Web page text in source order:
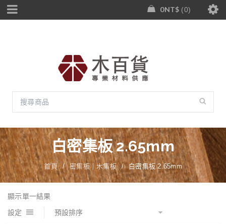
0NT$ 0
白密集板 2.65mm
首頁 / 密集板｜木集板 / 白密集板 2.65mm
顯示單一結果
設定
預設排序